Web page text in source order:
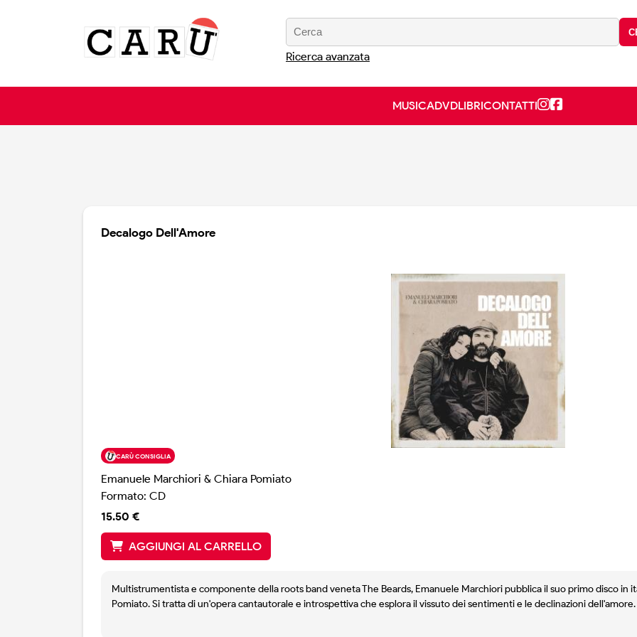
Ricerca avanzata
MUSICADVDLIBRICONTATTI
Decalogo Dell'Amore
CARÙ CONSIGLIA
Emanuele Marchiori & Chiara Pomiato
Formato: CD
15.50 €
AGGIUNGI AL CARRELLO
Multistrumentista e componente della roots band veneta The Beards, Emanuele Marchiori pubblica il suo primo disco in
Pomiato. Si tratta di un'opera cantautorale e introspettiva che esplora il vissuto dei sentimenti e le declinazioni
adulta e profonda con un contorno di suoni che combinano folk urbano, bluebeat balcanico, chitarre, pianoforti e